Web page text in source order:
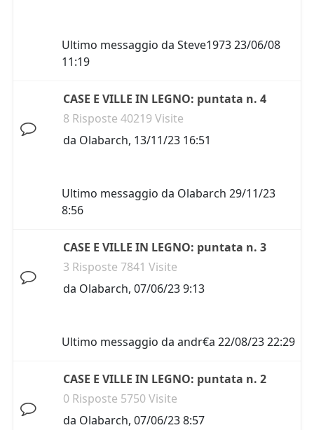
Ultimo messaggio da Steve197323/06/08
11:19
CASE E VILLE IN LEGNO: puntata n. 4
8 Risposte 40219 Visite
da Olabarch, 13/11/23 16:51
Ultimo messaggio da Olabarch 29/11/23
8:56
CASE E VILLE IN LEGNO: puntata n. 3
3 Risposte 7841 Visite
da Olabarch, 07/06/23 9:13
Ultimo messaggio da andr€a 22/08/23 22:29
CASE E VILLE IN LEGNO: puntata n. 2
0 Risposte 5750 Visite
da Olabarch, 07/06/23 8:57